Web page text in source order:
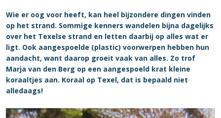
Wie er oog voor heeft, kan heel bijzondere dingen vinden
op het strand. Sommige kenners wandelen bijna dagelijks
over het Texelse strand en letten daarbij op alles wat er
ligt. Ook aangespoelde (plastic) voorwerpen hebben hun
aandacht, want daarop groeit vaak van alles. Zo trof
Marja van den Berg op een aangespoeld krat kleine
koraaltjes aan. Koraal op Texel, dat is bepaald niet
alledaags!